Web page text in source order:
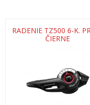
RADENIE TZ500 6-K.
ČIERNE